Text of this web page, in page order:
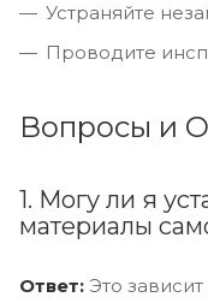
Устраняйте
Проводите
Вопросы и
1. Могу ли я
материалы
Ответ: Это